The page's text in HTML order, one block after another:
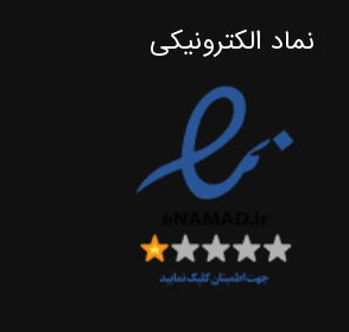
نماد الکترونیکی